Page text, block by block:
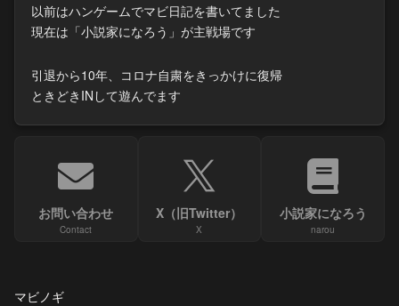
以前はハンゲームでマビ日記を書いてました
現在は「小説家になろう」が主戦場です
引退から10年、コロナ自粛をきっかけに復帰
ときどきINして遊んでます
お問い合わせ
Contact
X（旧Twitter）
X
小説家になろう
narou
マビノギ